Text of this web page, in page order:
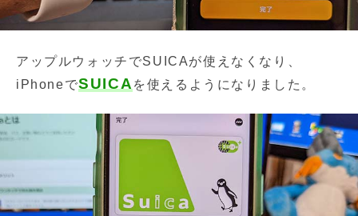
アップルウォッチでSUICAが使えなくなり、
iPhoneでSUICA を使えるようになりました。